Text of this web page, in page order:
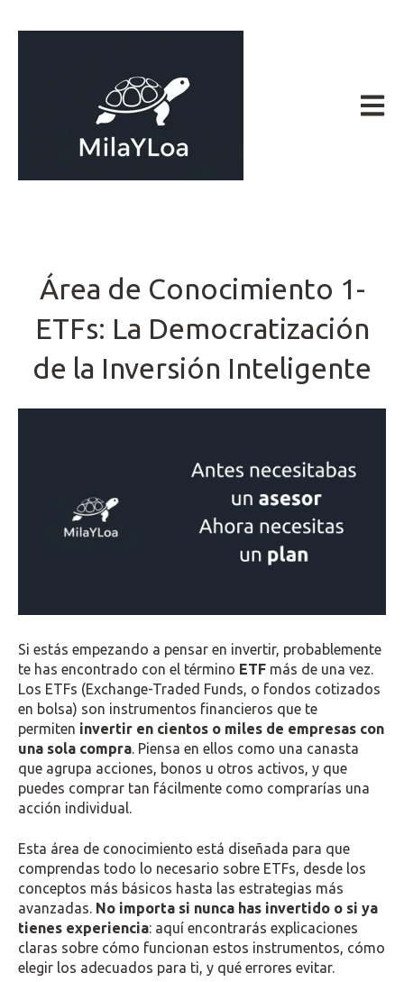
Abrir
Área de Conocimiento 1-
ETFs: La Democratización
de la Inversión Inteligente
Si estás empezando a pensar en invertir, probablemente
te has encontrado con el término ETF más de una vez.
Los ETFs (Exchange-Traded Funds, o fondos cotizados
en bolsa) son instrumentos financieros que te
permiten invertir en cientos o miles de empresas con
una sola compra. Piensa en ellos como una canasta
que agrupa acciones, bonos u otros activos, y que
puedes comprar tan fácilmente como comprarías una
acción individual.
Esta área de conocimiento está diseñada para que
comprendas todo lo necesario sobre ETFs, desde los
conceptos más básicos hasta las estrategias más
avanzadas. No importa si nunca has invertido o si ya
tienes experiencia: aquí encontrarás explicaciones
claras sobre cómo funcionan estos instrumentos, cómo
elegir los adecuados para ti, y qué errores evitar.